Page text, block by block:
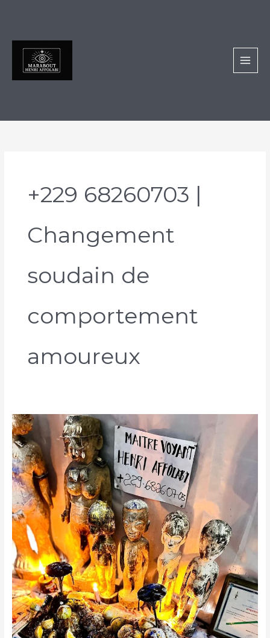
+229 68260703 |
Changement
soudain de
comportement
amoureux